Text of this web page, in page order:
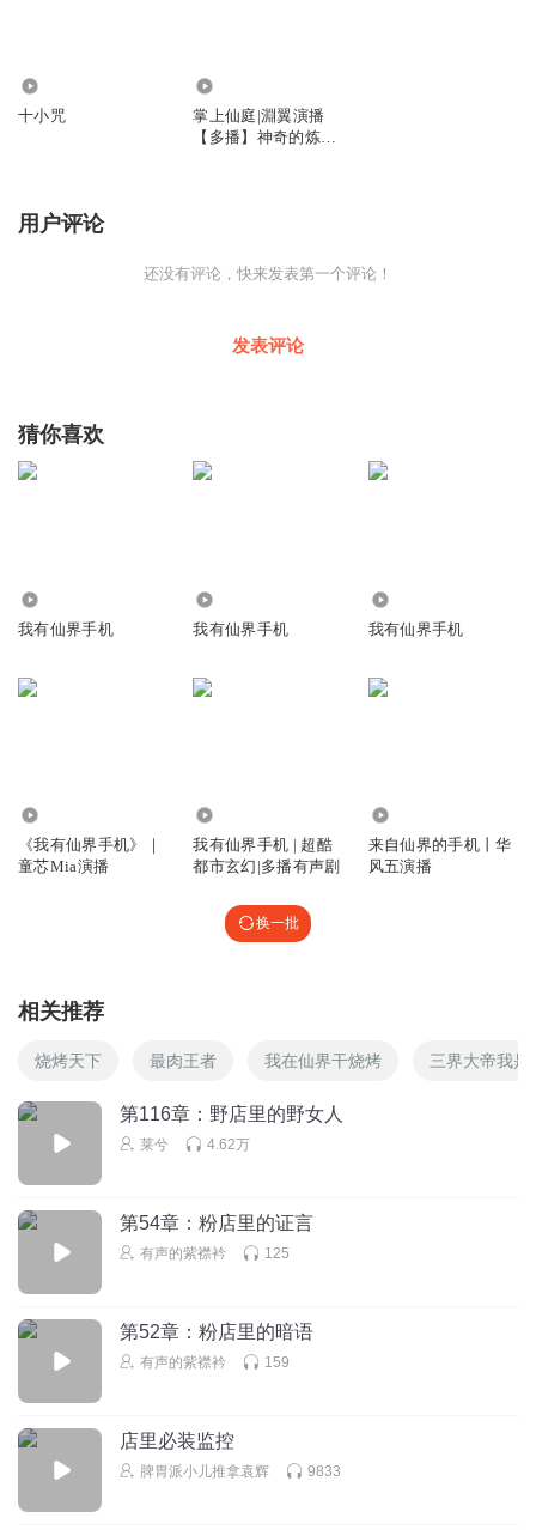
十小咒
掌上仙庭|淵翼演播
【多播】神奇的炼化
用户评论
还没有评论，快来发表第一个评论！
发表评论
猜你喜欢
我有仙界手机 我有仙界手机 我有仙界手机
《我有仙界手机》｜
童芯Mia演播
我有仙界手机 | 超酷
都市玄幻|多播有声剧
来自仙界的手机丨华
风五演播
换一批
相关推荐
烧烤天下 最肉王者 我在仙界干烧烤 三界大帝我是
第116章：野店里的野女人
莱兮 4.62万
第54章：粉店里的证言
有声的紫襟衿 125
第52章：粉店里的暗语
有声的紫襟衿 159
店里必装监控
脾胃派小儿推拿袁辉 9833